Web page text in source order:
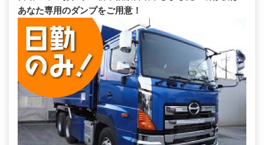
あなた専用のダンプをご用意！